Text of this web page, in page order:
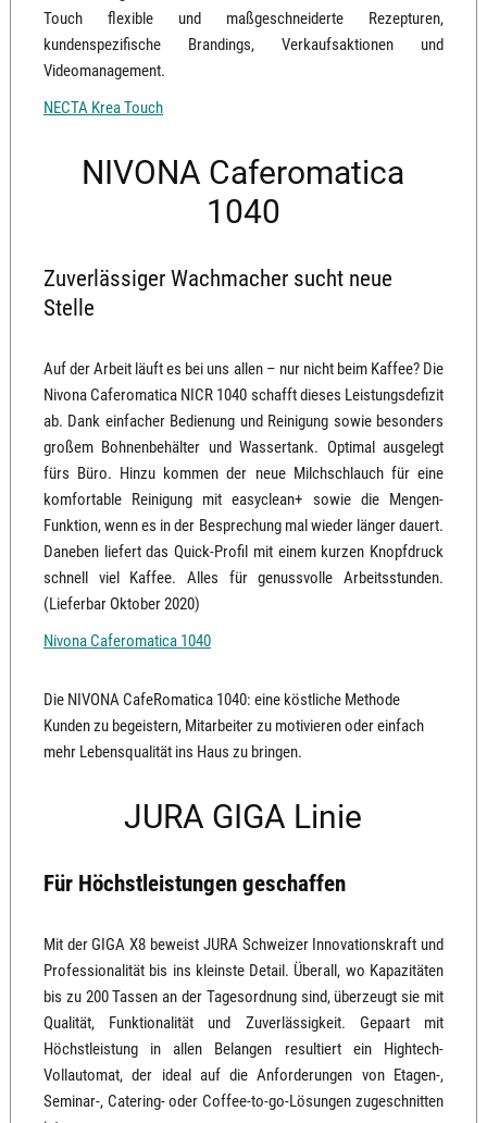
Touch flexible und maßgeschneiderte Rezepturen,
kundenspezifische Brandings, Verkaufsaktionen und
Videomanagement.
NECTA Krea Touch
NIVONA Caferomatica
1040
Zuverlässiger Wachmacher sucht neue
Stelle
Auf der Arbeit läuft es bei uns allen – nur nicht beim Kaffee? Die
Nivona Caferomatica NICR 1040 schafft dieses Leistungsdefizit
ab. Dank einfacher Bedienung und Reinigung sowie besonders
großem Bohnenbehälter und Wassertank. Optimal ausgelegt
fürs Büro. Hinzu kommen der neue Milchschlauch für eine
komfortable Reinigung mit easyclean+ sowie die Mengen-
Funktion, wenn es in der Besprechung mal wieder länger dauert.
Daneben liefert das Quick-Profil mit einem kurzen Knopfdruck
schnell viel Kaffee. Alles für genussvolle Arbeitsstunden.
(Lieferbar Oktober 2020)
Nivona Caferomatica 1040
Die NIVONA CafeRomatica 1040: eine köstliche Methode
Kunden zu begeistern, Mitarbeiter zu motivieren oder einfach
mehr Lebensqualität ins Haus zu bringen.
JURA GIGA Linie
Für Höchstleistungen geschaffen
Mit der GIGA X8 beweist JURA Schweizer Innovationskraft und
Professionalität bis ins kleinste Detail. Überall, wo Kapazitäten
bis zu 200 Tassen an der Tagesordnung sind, überzeugt sie mit
Qualität, Funktionalität und Zuverlässigkeit. Gepaart mit
Höchstleistung in allen Belangen resultiert ein Hightech-
Vollautomat, der ideal auf die Anforderungen von Etagen-,
Seminar-, Catering- oder Coffee-to-go-Lösungen zugeschnitten